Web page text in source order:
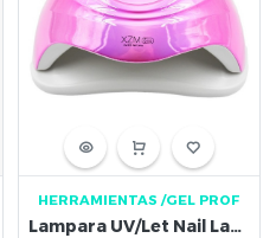
HERRAMIENTAS /GEL PROF
Lampara UV/Let Nail Lamp 168 w Rosa